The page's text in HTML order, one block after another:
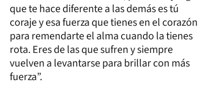
que te hace diferente a las demás es tú
coraje y esa fuerza que tienes en el corazón
para remendarte el alma cuando la tienes
rota. Eres de las que sufren y siempre
vuelven a levantarse para brillar con más
fuerza”.